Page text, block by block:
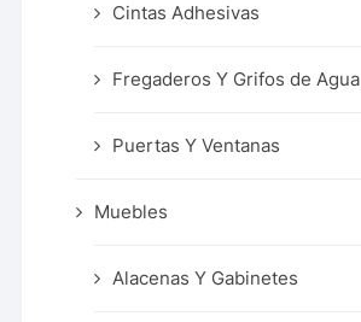
Cintas Adhesivas
Fregaderos Y Grifos de Agua
Puertas Y Ventanas
Muebles
Alacenas Y Gabinetes